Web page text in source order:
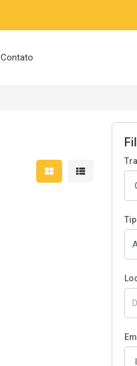
Contato
Mostrar resultados
Mostrar